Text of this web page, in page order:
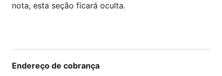
nota, esta seção ficará oculta.
Endereço de cobrança